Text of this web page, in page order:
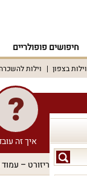
חיפושים פופולריים
וילות בצפון וילות
איך זה
ריזורט –